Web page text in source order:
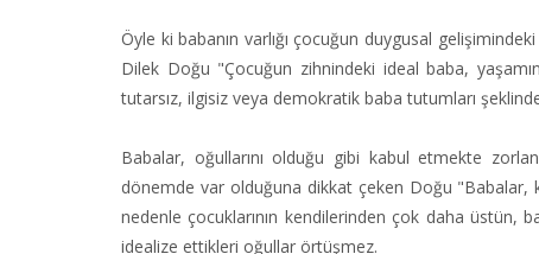
Öyle ki babanın varlığı çocuğun duygusal
Dilek Doğu "Çocuğun zihnindeki ideal baba,
tutarsız, ilgisiz veya demokratik baba tutumları
Babalar, oğullarını olduğu gibi kabul etmekte
dönemde var olduğuna dikkat çeken Doğu "Babalar,
nedenle çocuklarının kendilerinden çok daha üstün,
idealize ettikleri oğullar örtüşmez.